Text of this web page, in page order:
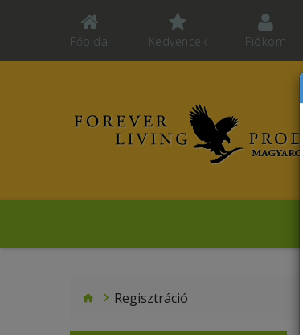
Főoldal Kedvencek Fiókom
Regisztráció